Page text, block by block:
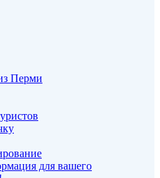
Перми
для вашего